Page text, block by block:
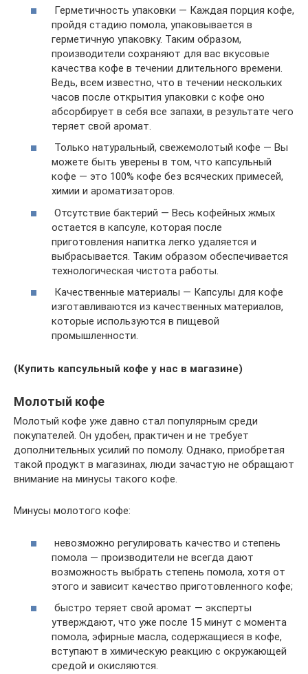
Герметичность упаковки — Каждая порция кофе,
пройдя стадию помола, упаковывается в
герметичную упаковку. Таким образом,
производители сохраняют для вас вкусовые
качества кофе в течении длительного времени.
Ведь, всем известно, что в течении нескольких
часов после открытия упаковки с кофе оно
абсорбирует в себя все запахи, в результате чего
теряет свой аромат.
Только натуральный, свежемолотый кофе — Вы
можете быть уверены в том, что капсульный
кофе — это 100% кофе без всяческих примесей,
химии и ароматизаторов.
Отсутствие бактерий — Весь кофейных жмых
остается в капсуле, которая после
приготовления напитка легко удаляется и
выбрасывается. Таким образом обеспечивается
технологическая чистота работы.
Качественные материалы — Капсулы для кофе
изготавливаются из качественных материалов,
которые используются в пищевой
промышленности.
(Купить капсульный кофе у нас в магазине)
Молотый кофе
Молотый кофе уже давно стал популярным среди
покупателей. Он удобен, практичен и не требует
дополнительных усилий по помолу. Однако, приобретая
такой продукт в магазинах, люди зачастую не обращают
внимание на минусы такого кофе.
Минусы молотого кофе:
невозможно регулировать качество и степень
помола — производители не всегда дают
возможность выбрать степень помола, хотя от
этого и зависит качество приготовленного кофе;
быстро теряет свой аромат — эксперты
утверждают, что уже после 15 минут с момента
помола, эфирные масла, содержащиеся в кофе,
вступают в химическую реакцию с окружающей
средой и окисляются.